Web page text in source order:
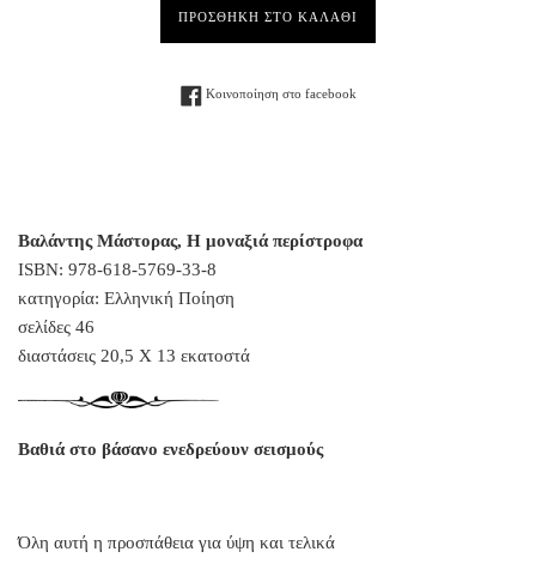
ΠΡΟΣΘΗΚΗ ΣΤΟ ΚΑΛΑΘΙ
Κοινοποίηση στο facebookFacebook
Βαλάντης Μάστορας, Η μοναξιά περίστροφα
ISBN: 978-618-5769-33-8
κατηγορία: Ελληνική Ποίηση
σελίδες 46
διαστάσεις 20,5 Χ 13 εκατοστά
Βαθιά στο βάσανο ενεδρεύουν σεισμούς
Όλη αυτή η προσπάθεια για ύψη και τελικά